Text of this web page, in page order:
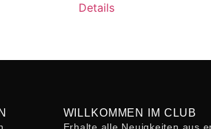
Details
WILLKOMMEN IM CLUB